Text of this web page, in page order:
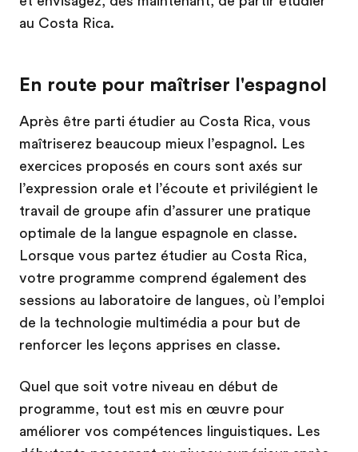
au Costa Rica.
En route pour maîtriser l'espagnol
Après être parti étudier au Costa Rica, vous
maîtriserez beaucoup mieux l’espagnol. Les
exercices proposés en cours sont axés sur
l’expression orale et l’écoute et privilégient le
travail de groupe afin d’assurer une pratique
optimale de la langue espagnole en classe.
Lorsque vous partez étudier au Costa Rica,
votre programme comprend également des
sessions au laboratoire de langues, où l’emploi
de la technologie multimédia a pour but de
renforcer les leçons apprises en classe.
Quel que soit votre niveau en début de
programme, tout est mis en œuvre pour
améliorer vos compétences linguistiques. Les